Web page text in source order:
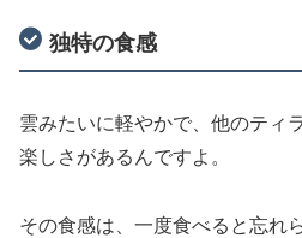
独特の食感
雲みたいに軽やかで、他のティ
楽しさがあるんですよ。
その食感は、一度食べると忘れ